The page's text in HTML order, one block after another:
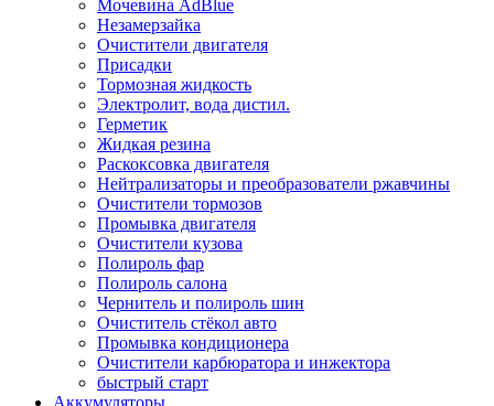
Мочевина AdBlue
Незамерзайка
Очистители двигателя
Присадки
Тормозная жидкость
Электролит, вода дистил.
Герметик
Жидкая резина
Раскоксовка двигателя
Нейтрализаторы и преобразователи ржавчины
Очистители тормозов
Промывка двигателя
Очистители кузова
Полироль фар
Полироль салона
Чернитель и полироль шин
Очиститель стёкол авто
Промывка кондиционера
Очистители карбюратора и инжектора
быстрый старт
Аккумуляторы